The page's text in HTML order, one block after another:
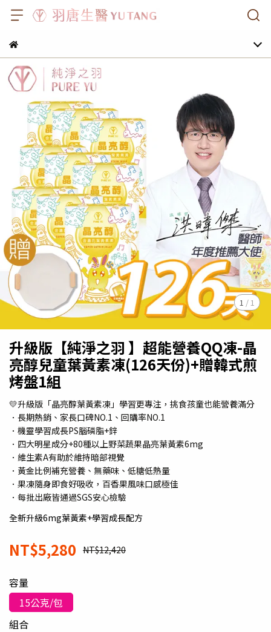
1 / 1
升級版【純淨之羽 】超能營養QQ凍-晶
亮醇兒童葉黃素凍(126天份)+贈韓式煎
烤盤1組
💛升級版「晶亮醇葉黃素凍」學習更專注，挑食孩童也能營養滿分
．長期熱銷、家長口碑NO.1、回購率NO.1
．機靈學習成長PS腦磷脂+鋅
．四大明星成分+80種以上野菜蔬果晶亮葉黃素6mg
．維生素A有助於維持暗部視覺
．黃金比例補充營養、無藥味、低糖低熱量
．果凍隨身即食好吸收，百香果風味口感極佳
．每批出廠皆通過SGS安心檢驗
全新升級6mg葉黃素+學習成長配方
NT$5,280 NT$12,420
容量
15公克/包
組合